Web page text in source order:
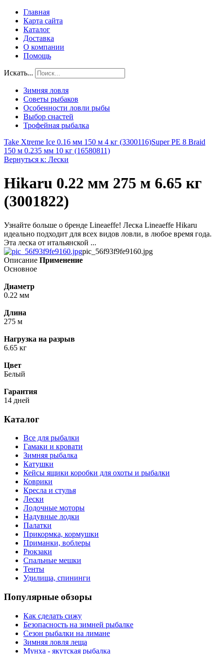
Главная
Карта сайта
Каталог
Доставка
О компании
Помощь
Искать...
Зимняя ловля
Советы рыбаков
Особенности ловли рыбы
Выбор снастей
Трофейная рыбалка
Take Xtreme Ice 0.16 мм 150 м 4 кг (3300116)Super PE 8 Braid
150 м 0.235 мм 10 кг (16580811)
Вернуться к: Лески
Hikaru 0.22 мм 275 м 6.65 кг
(3001822)
Узнайте больше о бренде Lineaeffe! Леска Lineaeffe Hikaru
идеально подходит для всех видов ловли, в любое время года.
Эта леска от итальянской ...
pic_56f93f9fe9160.jpg
Описание Применение
Основное
Диаметр
0.22 мм
Длина
275 м
Нагрузка на разрыв
6.65 кг
Цвет
Белый
Гарантия
14 дней
Каталог
Все для рыбалки
Гамаки и кровати
Зимняя рыбалка
Катушки
Кейсы ящики коробки для охоты и рыбалки
Коврики
Кресла и стулья
Лески
Лодочные моторы
Надувные лодки
Палатки
Прикормка, кормушки
Приманки, воблеры
Рюкзаки
Спальные мешки
Тенты
Удилища, спининги
Популярные обзоры
Как сделать сижу
Безопасность на зимней рыбалке
Сезон рыбалки на лимане
Зимняя ловля леща
Мунха - якутская рыбалка